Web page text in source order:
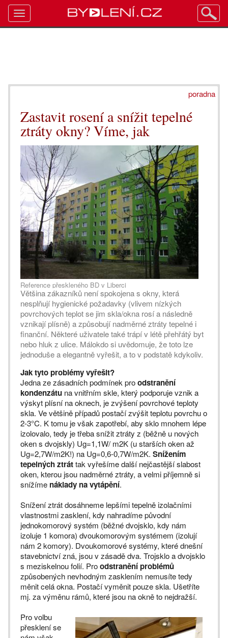
poradna
Zastavit rosení a snížit tepelné
ztráty okny? Víme, jak
Reference přeskleného BD v Liberci
Většina zákazníků není spokojena s okny, která
nesplňují hygienické požadavky (vlivem nízkých
povrchových teplot se jim skla/okna rosí a následně
vznikají plísně) a způsobují nadměrné ztráty tepelné i
finanční. Některé uživatele také trápí v létě přehřátý byt
nebo hluk z ulice. Málokdo si uvědomuje, že toto lze
jednoduše a elegantně vyřešit, a to v podstatě kdykoliv.
Jak tyto problémy vyřešit?
Jedna ze zásadních podmínek proodstranění
kondenzátu na vnitřním skle, který podporuje vznik a
výskyt plísní na oknech, je zvýšení povrchové teploty
skla. Ve většině případů postačí zvýšit teplotu povrchu o
2-3°C. K tomu je však zapotřebí, aby sklo mnohem lépe
izolovalo, tedy je třeba snížit ztráty z (běžně u nových
oken s dvojskly) Ug=1,1W/ m2K (u starších oken až
Ug=2,7W/m2K!) na Ug=0,6-0,7W/m2K. Snížením
tepelných ztráttak vyřešíme další nejčastější slabost
oken, kterou jsou nadměrné ztráty, a velmi příjemně si
snížíme náklady na vytápění.
Snížení ztrát dosáhneme lepšími tepelně izolačními
vlastnostmi zasklení, kdy nahradíme původní
jednokomorový systém (běžné dvojsklo, kdy nám
izoluje 1 komora) dvoukomorovým systémem (izolují
nám 2 komory). Dvoukomorové systémy, které dnešní
stavebnictví zná, jsou v zásadě dva. Trojsklo a dvojsklo
s meziskelnou folií. Proodstranění problémů
způsobených nevhodným zasklením nemusíte tedy
měnit celá okna. Postačí vyměnit pouze skla. Ušetříte
mj. za výměnu rámů, které jsou na okně to nejdražší.
Pro volbu
přesklení se
Toggle
navigation